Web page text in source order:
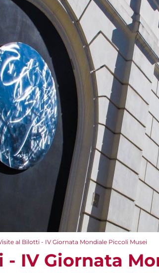
al Bilotti - IV Giornata Mondiale Piccoli Musei
IV Giornata